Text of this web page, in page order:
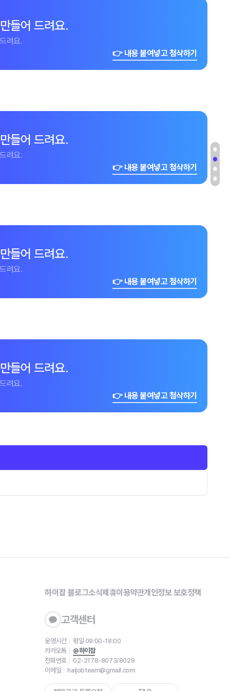
들어 드려요.
려요.
👉 내용 붙여넣고 첨삭하기
들어 드려요.
려요.
👉 내용 붙여넣고 첨삭하기
들어 드려요.
려요.
👉 내용 붙여넣고 첨삭하기
들어 드려요.
려요.
👉 내용 붙여넣고 첨삭하기
하이잡 블로그소식제휴이용약관개인정보 보호정책
고객센터
운영시간
평일 09:00-18:00
카카오톡
@하이잡
전화번호
02-2178-8073/8029
이메일
haijobteam@gmail.com